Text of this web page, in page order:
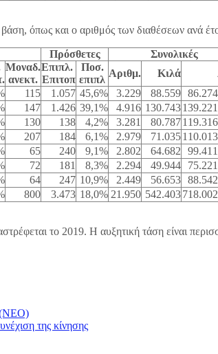
βάση, όπως και ο αριθμός των διαθέσεων ανά
Πρόσθετες
Συνολικές
Μοναδ.
ανεκτ.
Επιπλ.
Επιτοπ
Ποσ.
επιπλ
Αριθμ. Κιλά
115 1.057 45,6% 3.229 88.559
147 1.426 39,1% 4.916 130.743
130 138 4,2% 3.281 80.787
207 184 6,1% 2.979 71.035
65 240 9,1% 2.802 64.682
72 181 8,3% 2.294 49.944
64 247 10,9% 2.449 56.653
800 3.473 18,0% 21.950 542.403
το 2019. Η αυξητική τάση είναι
της κίνησης